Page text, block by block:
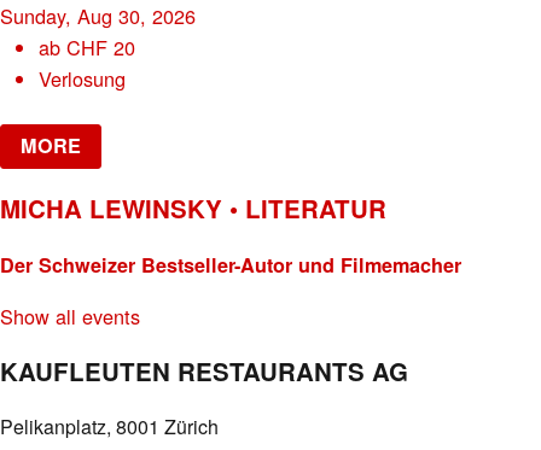
Sunday, Aug 30, 2026
abCHF 20
Verlosung
MORE
MICHA LEWINSKY • LITERATUR
Der Schweizer Bestseller-Autor und Filmemacher
Show all events
KAUFLEUTEN RESTAURANTS AG
Pelikanplatz, 8001 Zürich